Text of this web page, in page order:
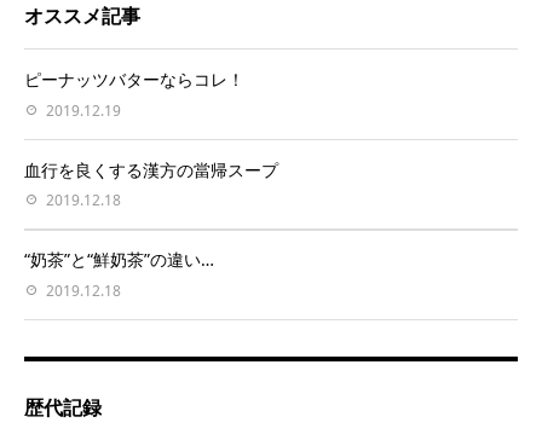
オススメ記事
ピーナッツバターならコレ！
2019.12.19
血行を良くする漢方の當帰スープ
2019.12.18
“奶茶”と“鮮奶茶”の違い…
2019.12.18
歴代記録